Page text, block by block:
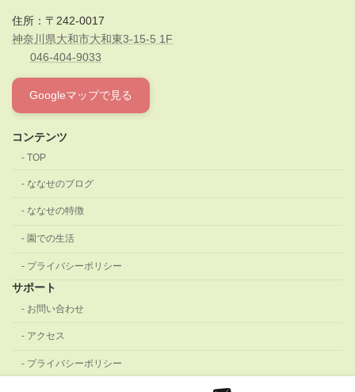
住所：〒242-0017
神奈川県大和市大和東3-15-5 1F
046-404-9033
Googleマップで見る
コンテンツ
TOP
ななせのブログ
ななせの特徴
園での生活
プライバシーポリシー
サポート
お問い合わせ
アクセス
プライバシーポリシー